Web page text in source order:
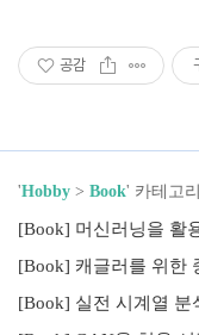
공감
'Hobby > Book' 카테고
[Book] 실전 시계열 분